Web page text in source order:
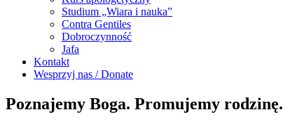
Studium „Wiara i nauka”
Contra Gentiles
Dobroczynność
Jafa
Kontakt
Wesprzyj nas / Donate
Poznajemy Boga. Promujemy rodzinę.